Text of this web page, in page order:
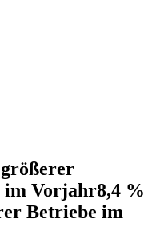
im Vorjahr8,4 %
Betriebe im